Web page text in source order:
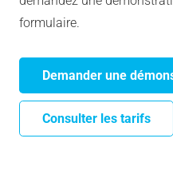
formulaire.
Demander une
Consulter les tarifs